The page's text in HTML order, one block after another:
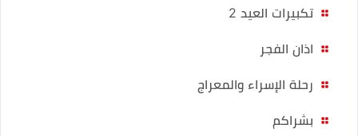
تكبيرات العيد 2
اذان الفجر
رحلة الإسراء والمعراج
بشراكم